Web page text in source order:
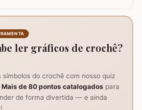
dentro da bolsa, ele funciona como um
inteligente na hora de carregar seu…
ler gráficos de crochê?
símbolos do crochê com nosso quiz
Mais de 80 pontos catalogados para
de forma divertida — e ainda